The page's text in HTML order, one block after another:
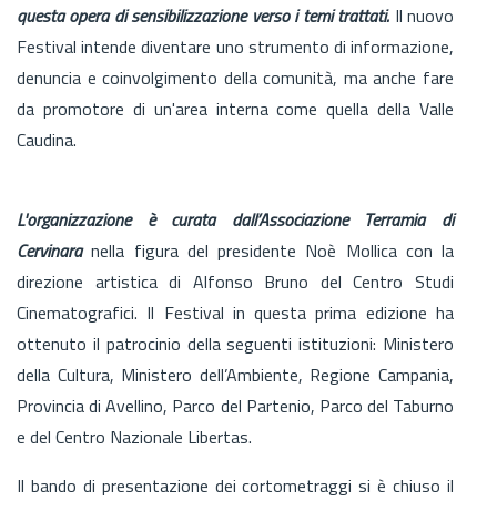
questa opera di sensibilizzazione verso i temi trattati. Il nuovo
Festival intende diventare uno strumento di informazione,
denuncia e coinvolgimento della comunità, ma anche fare
da promotore di un'area interna come quella della Valle
Caudina.
L'organizzazione è curata dall’Associazione Terramia di
Cervinaranella figura del presidente Noè Mollica con la
direzione artistica di Alfonso Bruno del Centro Studi
Cinematografici. Il Festival in questa prima edizione ha
ottenuto il patrocinio della seguenti istituzioni: Ministero
della Cultura, Ministero dell’Ambiente, Regione Campania,
Provincia di Avellino, Parco del Partenio, Parco del Taburno
e del Centro Nazionale Libertas.
Il bando di presentazione dei cortometraggi si è chiuso il